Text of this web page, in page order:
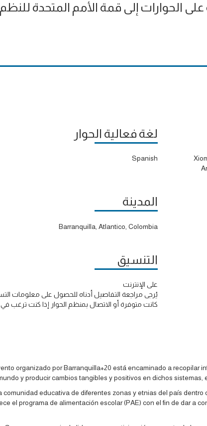
الحوارات إلى قمة الأمم المتحدة للنظم
لغة فعالية الحوار
Spanish
المدينة
Barranquilla, Atlantico, Colombia
التنسيق
على الإنترنت
يُرجى مراجعة التفاصيل أدناه للحصول على معلومات
كانت متوفرة أو الاتصال بمنظم الحوار إذا كنت ترغب
organizado por Barranquilla+20 está encaminado a recopilar
y producir cambios tangibles y positivos en dichos
comunidad educativa de diferentes zonas y etnias del país
el programa de alimentación escolar (PAE) con el fin de dar a